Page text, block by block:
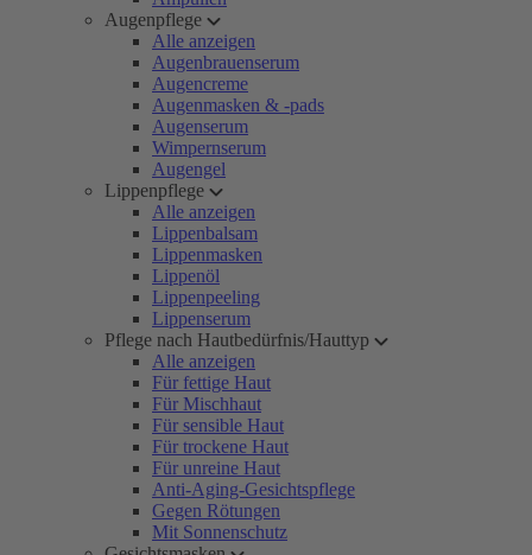
Augenpflege
Alle anzeigen
Augenbrauenserum
Augencreme
Augenmasken & -pads
Augenserum
Wimpernserum
Augengel
Lippenpflege
Alle anzeigen
Lippenbalsam
Lippenmasken
Lippenöl
Lippenpeeling
Lippenserum
Pflege nach Hautbedürfnis/Hauttyp
Alle anzeigen
Für fettige Haut
Für Mischhaut
Für sensible Haut
Für trockene Haut
Für unreine Haut
Anti-Aging-Gesichtspflege
Gegen Rötungen
Mit Sonnenschutz